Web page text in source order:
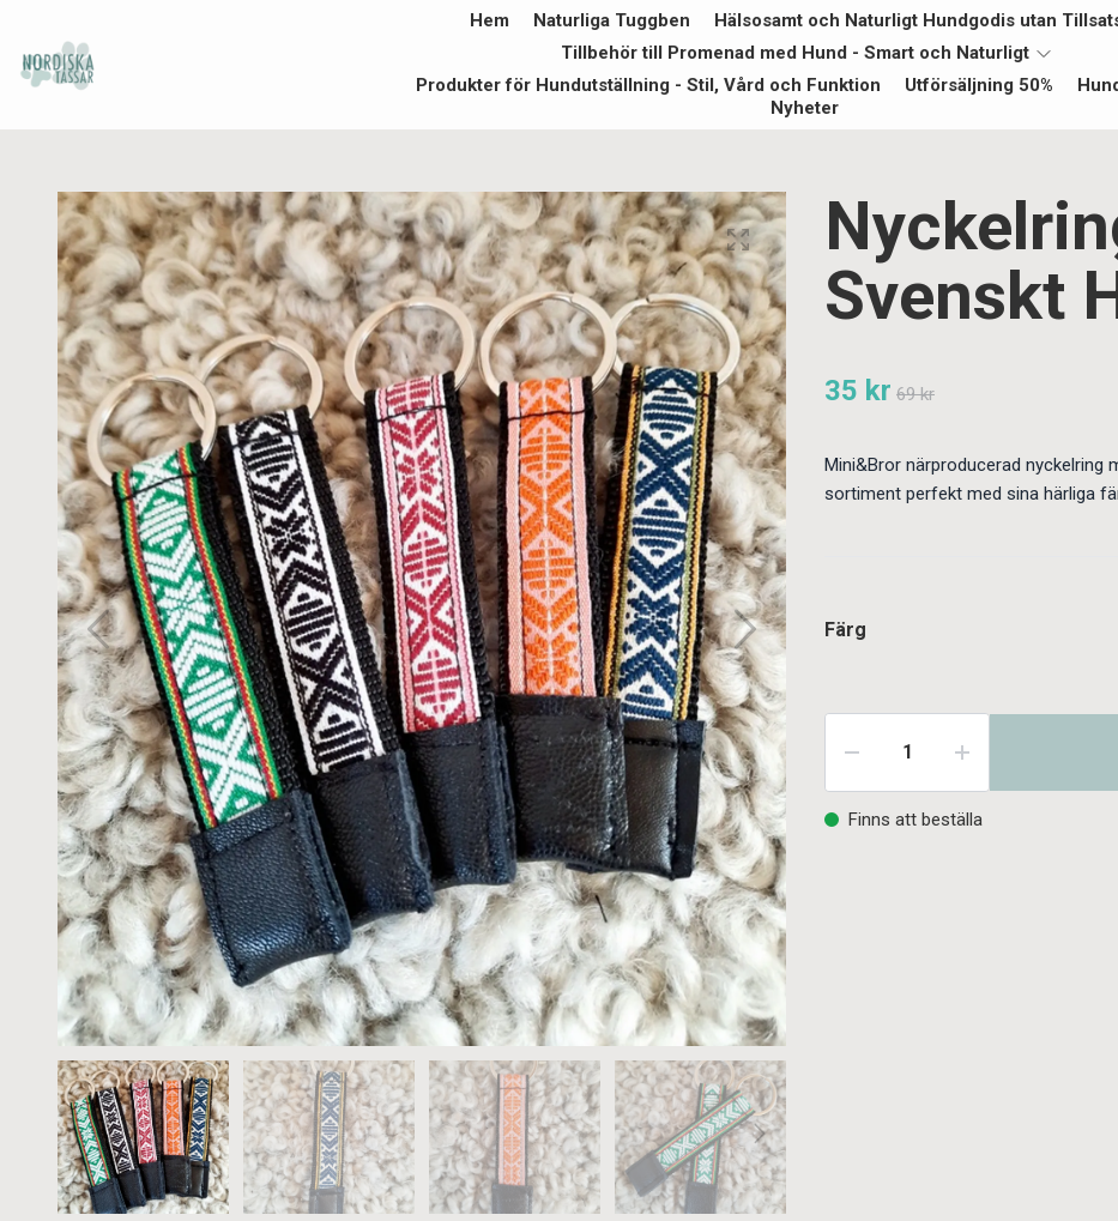
Hem Naturliga Tuggben
Hälsosamt och Naturligt Hundgodis utan
Tillbehör till Promenad med Hund - Smart och Naturligt
Produkter för Hundutställning - Stil, Vård och Funktion
Utförsäljning 50%
Nyheter
Svenskt
35 kr 69 kr
Mini&Bror närproducerad nyckelring
sortiment perfekt med sina härliga
Färg
Finns att beställa